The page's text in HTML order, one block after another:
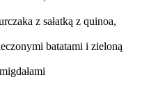
z sałatką z quinoa,
batatami i zieloną